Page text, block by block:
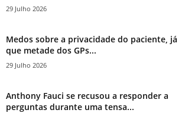
29 Julho 2026
Medos sobre a privacidade do paciente, já
que metade dos GPs...
29 Julho 2026
Anthony Fauci se recusou a responder a
perguntas durante uma tensa...